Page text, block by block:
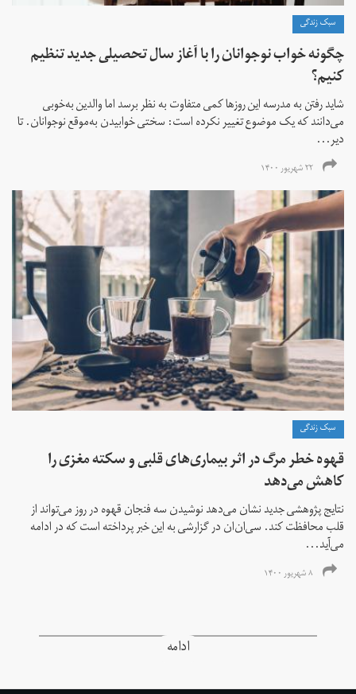
سبک زندگی
چگونه خواب نوجوانان را با آغاز سال تحصیلی جدید تنظیم
کنیم؟
شاید رفتن به مدرسه این روزها کمی متفاوت به نظر برسد اما والدین به‌خوبی
می‌دانند که یک موضوع تغییر نکرده است: سختی خوابیدن به‌موقع نوجوانان. تا
دیر‌‌...
۲۲ شهریور ۱۴۰۰
سبک زندگی
قهوه خطر مرگ در اثر بیماری‌های قلبی و سکته مغزی را
کاهش می‌دهد
نتایج پژوهشی جدید نشان می‌دهد نوشیدن سه فنجان قهوه در روز می‌تواند از
قلب محافظت کند. سی‌ان‌ان در گزارشی به این خبر پرداخته است که در ادامه
می‌آید...
۸ شهریور ۱۴۰۰
ادامه